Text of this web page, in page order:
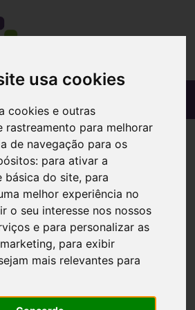
usa cookies
cookies e outras
rastreamento para melhorar
de navegação para os
para ativar a
básica do site, para
melhor experiência no
o seu interesse nos nossos
e para personalizar as
, para exibir
mais relevantes para